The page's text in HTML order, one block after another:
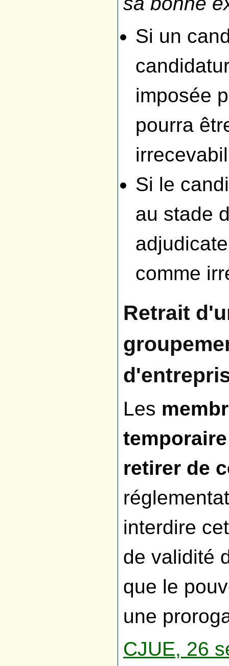
Si un
imposée
pourra
Si le
au stade
comme
Retrait
Les
retirer de
interdire
de validité
que le
une
CJUE, 26